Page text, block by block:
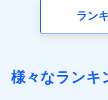
（https://
ラン
様々なランキ